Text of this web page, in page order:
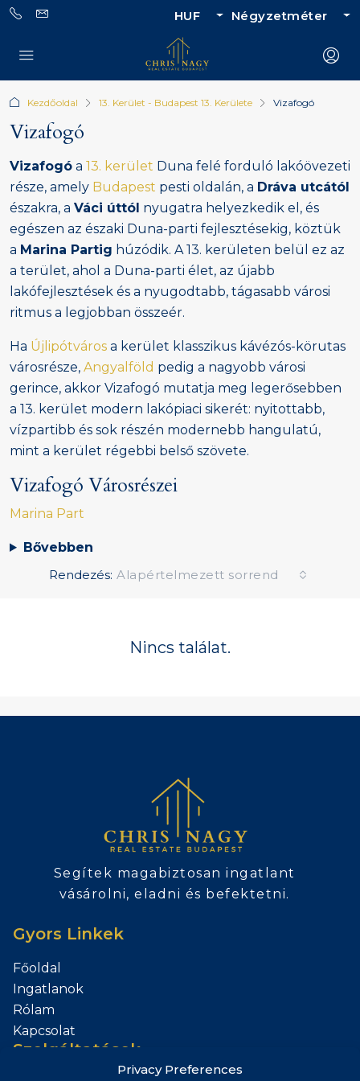
Privacy Preferences
HUF Négyzetméter
Kezdőoldal 13. Kerület - Budapest 13. Kerülete Vizafogó
Vizafogó
Vizafogó a 13. kerület Duna felé forduló lakóövezeti
része, amely Budapest pesti oldalán, a Dráva utcától
északra, a Váci úttól nyugatra helyezkedik el, és
egészen az északi Duna-parti fejlesztésekig, köztük
a Marina Partig húzódik. A 13. kerületen belül ez az
a terület, ahol a Duna-parti élet, az újabb
lakófejlesztések és a nyugodtabb, tágasabb városi
ritmus a legjobban összeér.
Ha Újlipótváros a kerület klasszikus kávézós-körutas
városrésze, Angyalföld pedig a nagyobb városi
gerince, akkor Vizafogó mutatja meg legerősebben
a 13. kerület modern lakópiaci sikerét: nyitottabb,
vízpartibb és sok részén modernebb hangulatú,
mint a kerület régebbi belső szövete.
Vizafogó Városrészei
Marina Part
Bővebben
Rendezés: Alapértelmezett sorrend
Nincs találat.
Segítek magabiztosan ingatlant
vásárolni, eladni és befektetni.
Gyors Linkek
Főoldal
Ingatlanok
Rólam
Kapcsolat
Szolgáltatások